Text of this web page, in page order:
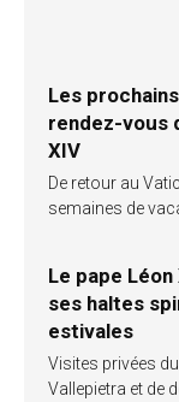
Les
rendez-vous
XIV
De retour au
semaines de
Le pape
ses haltes
estivales
Visites privées
Vallepietra et de